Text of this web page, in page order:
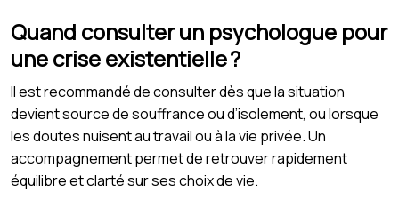
Quand consulter un psychologue pour
une crise existentielle ?
Il est recommandé de consulter dès que la situation
devient source de souffrance ou d’isolement, ou lorsque
les doutes nuisent au travail ou à la vie privée. Un
accompagnement permet de retrouver rapidement
équilibre et clarté sur ses choix de vie.